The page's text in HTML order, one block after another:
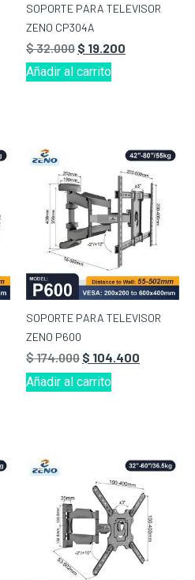
SOPORTE PARA TELEVISOR
ZENO CP304A
$32.000 $ 19.200
Añadir al carrito
SOPORTE PARA TELEVISOR
ZENO P600
$174.000 $ 104.400
Añadir al carrito